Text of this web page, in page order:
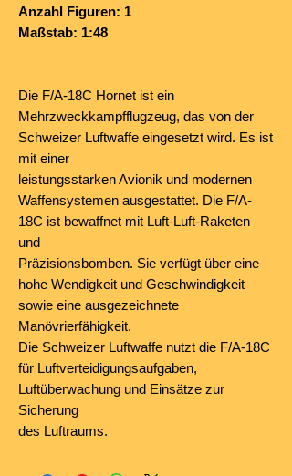
Anzahl Figuren: 1
Maßstab: 1:48
Die F/A-18C Hornet ist ein
Mehrzweckkampfflugzeug, das von der
Schweizer Luftwaffe eingesetzt wird. Es ist
mit einer
leistungsstarken Avionik und modernen
Waffensystemen ausgestattet. Die F/A-
18C ist bewaffnet mit Luft-Luft-Raketen
und
Präzisionsbomben. Sie verfügt über eine
hohe Wendigkeit und Geschwindigkeit
sowie eine ausgezeichnete
Manövrierfähigkeit.
Die Schweizer Luftwaffe nutzt die F/A-18C
für Luftverteidigungsaufgaben,
Luftüberwachung und Einsätze zur
Sicherung
des Luftraums.